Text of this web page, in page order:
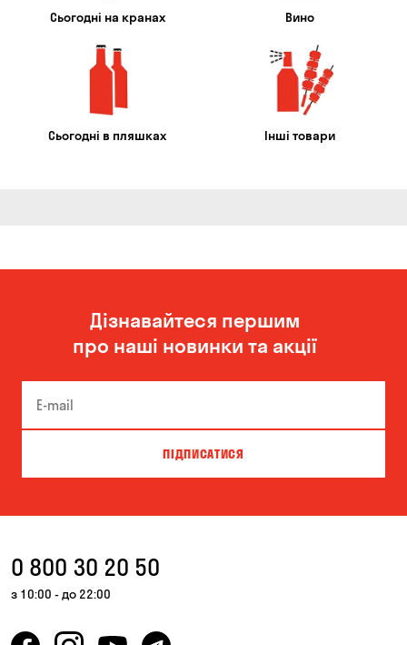
Сьогодні на кранах Вино
Сьогодні в пляшках Інші товари
Дізнавайтеся першим
про наші новинки та акції
ПІДПИСАТИСЯ
0 800 30 20 50
з 10:00 - до 22:00